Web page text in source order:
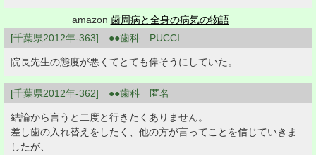
amazon 歯周病と全身の病気の物語
[千葉県2012年-363] ●●歯科 PUCCI
院長先生の態度が悪くてとても偉そうにしていた。
[千葉県2012年-362] ●●歯科 匿名
結論から言うと二度と行きたくありません。
差し歯の入れ替えをしたく、他の方が言ってことを信じていきま
したが、